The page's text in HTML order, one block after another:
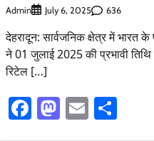
Admin July 6, 2025 636
देहरादून: सार्वजनिक क्षेत्र में
ने 01 जुलाई 2025 की प्रभावी तिथि
रिटेल […]
Facebook
Mastodon
Email